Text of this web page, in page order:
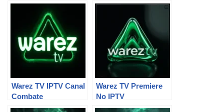
Warez TV IPTV Canal
Combate
Warez TV Premiere
No IPTV